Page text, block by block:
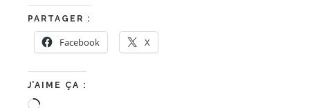
PARTAGER :
Facebook X
J’AIME ÇA :